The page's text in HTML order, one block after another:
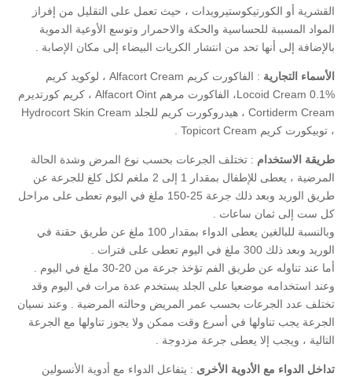
القشرية أو الكورتيكوستيرويدات ، حيث تعمل على التقليل من إفراز
المواد المسببة للحساسية والحكة والاحمرار وتوسع الأوعية الدموية
بالإضافة إلى أنها تحد من انتشار الكريات البيضاء إلى مكان الإصابة .
الأسماء التجارية
: الفاكورت كريم Alfacort Cream ، لوكويد كريم
Locoid Cream 0.1%، الفاكورت مرهم Alfacort Oint ، كريم كورتديرم
Cortiderm Cream ، هيدروكورت كريم للجلد Hydrocort Skin Cream
، توبيكورت كريم Topicort Cream .
طريقة الاستخدام : تختلف الجرعات بحسب نوع المرض وشدة الحالة
المرضية ، يعطى للإطفال بمقدار 1 إلى 2 ملغم لكل كلغ للجرعة عن
طريق الوريد وبعد ذلك جرعة 25-150 ملغ في اليوم تعطى على مراحل
كل ست إلى ثمان ساعات .
وبالنسبة للبالغين يعطى الدواء بمقدار 100 ملغ عن طريق حقنة في
الوريد وبعد ذلك 300 ملغ في اليوم تعطى على فترات .
أما عند تناوله عن طريق الفم تؤخذ جرعة من 20-30 ملغ في اليوم .
وعند استخدامه موضعيا على الجلد يستخدم عدة مرات في اليوم وقد
تختلف عدد الجرعات بحسب عمر المريض وحالته المرضية . وعند نسيان
الجرعة يجب تناولها في أسرع وقت ممكن ولا يجوز تناولها مع الجرعة
التالية ، ويجب إلا يعطى جرعة مزدوجة .
تداخل الدواء مع الأدوية الأخرى : يتفاعل الدواء مع أدوية الأنسولين